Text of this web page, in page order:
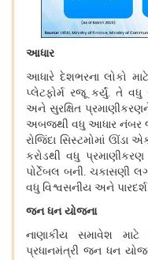
આધાર
આધારે દેશભરના લોકો
પ્લેટફોર્મ રજૂ કર્યું.તે વધુ
અને સુરક્ષિત
અબજથી વધુ આધાર નંબર
રોજિંદા સિસ્ટમોમાં ઊંડા
કરોડથી વધુ પ્રમાણીકરણ
પોર્ટેબલ બની.ચકાસણી
વધુ વિશ્વસનીય અને
જન ધન યોજના
નાણાકીય સમાવેશ
પ્રધાનમંત્રી જન ધન